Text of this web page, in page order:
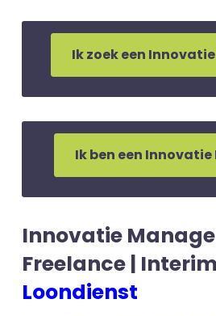
Ik zoek een
Ik ben een
Innovatie
Freelance | Interim
Loondienst